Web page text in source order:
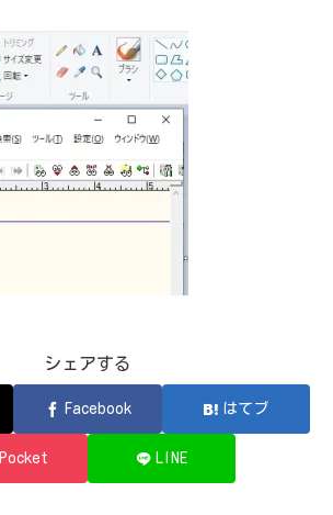
シェアする
Facebook はてブ
Pocket LINE